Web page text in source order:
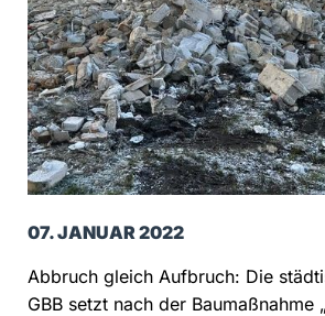
07. JANUAR 2022
Abbruch gleich Aufbruch: Die
GBB setzt nach der Baumaßnahme